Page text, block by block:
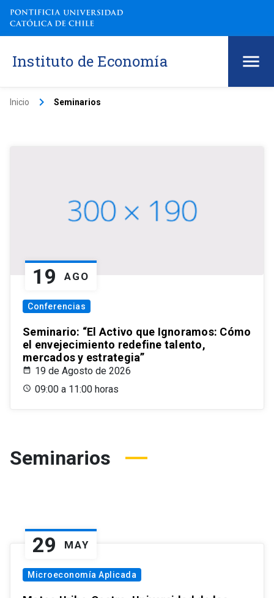
Instituto de Economía
Inicio keyboard_arrow_right Seminarios
19 AGO
Conferencias
Seminario: “El Activo que Ignoramos: Cómo
el envejecimiento redefine talento,
mercados y estrategia”
19 de Agosto de 2026
09:00 a 11:00 horas
Seminarios
29 MAY
Microeconomía Aplicada